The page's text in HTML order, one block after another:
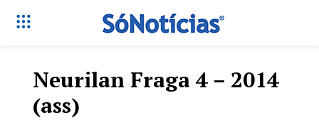
Neurilan Fraga 4 – 2014
(ass)